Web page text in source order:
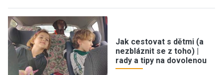
Jak cestovat s dětmi (a
nezbláznit se z toho) |
rady a tipy na dovolenou